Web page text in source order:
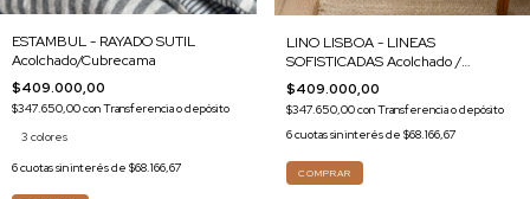
ESTAMBUL - RAYADO SUTIL
Acolchado/Cubrecama
$409.000,00
$347.650,00conTransferencia o depósito
3 colores
6cuotas sin interés de $68.166,67
LINO LISBOA - LINEAS
SOFISTICADAS Acolchado /
Cubrecama
$409.000,00
$347.650,00conTransferencia o depósito
6cuotas sin interés de $68.166,67
COMPRAR